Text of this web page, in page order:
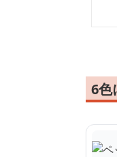
6色